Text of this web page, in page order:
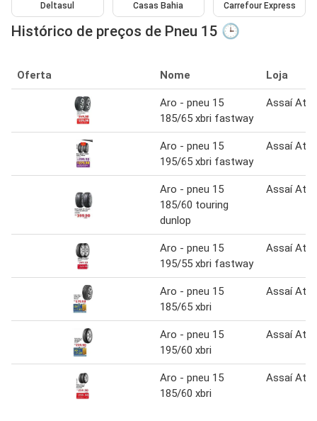
Deltasul Casas Bahia Carrefour Express
Histórico de preços de Pneu 15 🕒
Oferta Nome Loja
Aro - pneu 15
185/65 xbri fastway
Assaí
Aro - pneu 15
195/65 xbri fastway
Assaí
Aro - pneu 15
185/60 touring
dunlop
Assaí
Aro - pneu 15
195/55 xbri fastway
Assaí
Aro - pneu 15
185/65 xbri
Assaí
Aro - pneu 15
195/60 xbri
Assaí
Aro - pneu 15
185/60 xbri
Assaí